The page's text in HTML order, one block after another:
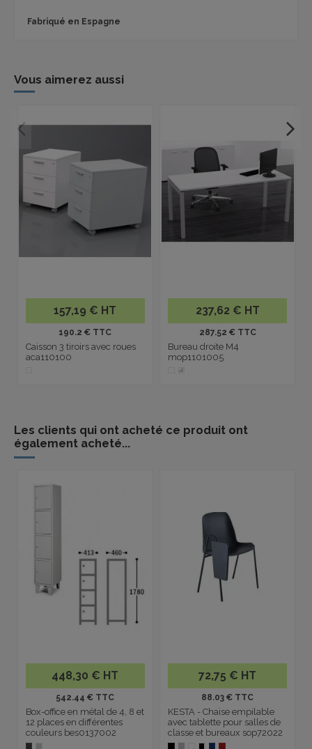
Fabriqué en Espagne
Vous aimerez aussi
157,19 € HT
190.2 € TTC
Caisson 3 tiroirs avec roues
aca110100
237,62 € HT
287.52 € TTC
Bureau droite M4
mop1101005
Les clients qui ont acheté ce produit ont
également acheté...
448,30 € HT
542.44 € TTC
Box-office en métal de 4, 8 et
12 places en différentes
couleurs bes0137002
72,75 € HT
88.03 € TTC
KESTA - Chaise empilable
avec tablette pour salles de
classe et bureaux sop72022